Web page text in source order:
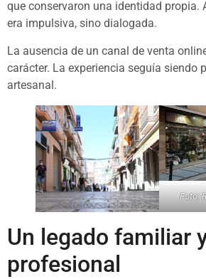
que conservaron una identidad propia.
era impulsiva, sino dialogada.
La ausencia de un canal de venta
carácter. La experiencia seguía siendo
artesanal.
Foto:
Un legado familiar
profesional